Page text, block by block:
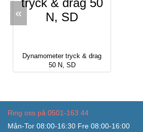
«
Dynamometer tryck & drag
50 N, SD
Ring oss på 0501-163 44
Mån-Tor 08:00-16:30 Fre 08:00-16:00